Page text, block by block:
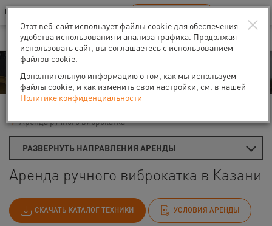
Ваш город:Казань
В Вашем регионе нет наших офисов RU EN
Аренда
Аренда ручного виброкатка
РАЗВЕРНУТЬ НАПРАВЛЕНИЯ АРЕНДЫ
Аренда ручного виброкатка в Казани
СКАЧАТЬ КАТАЛОГ ТЕХНИКИ УСЛОВИЯ АРЕНДЫ
×
Этот веб-сайт использует файлы cookie для обеспечения
удобства использования и анализа трафика. Продолжая
использовать сайт, вы соглашаетесь с использованием
файлов cookie.
Дополнительную информацию о том, как мы используем
файлы cookie, и как изменить свои настройки, см. в нашей
Политике конфиденциальности